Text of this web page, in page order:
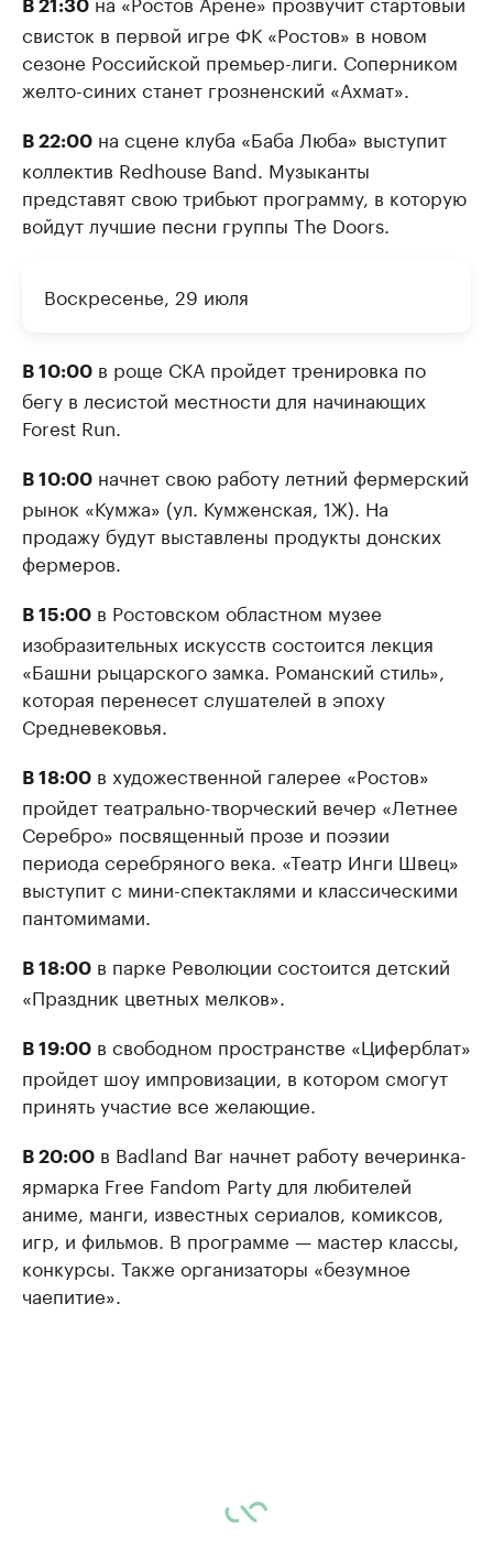
В 21:30
свисток в первой игре ФК «Ростов» в новом
сезоне Российской премьер-лиги. Соперником
желто-синих станет грозненский «Ахмат».
В 22:00 на сцене клуба «Баба Люба» выступит
коллектив Redhouse Band. Музыканты
представят свою трибьют программу, в которую
войдут лучшие песни группы The Doors.
Воскресенье, 29 июля
В 10:00 в роще СКА пройдет тренировка по
бегу в лесистой местности для начинающих
Forest Run.
В 10:00 начнет свою работу летний фермерский
рынок «Кумжа» (ул. Кумженская, 1Ж). На
продажу будут выставлены продукты донских
фермеров.
В 15:00 в Ростовском областном музее
изобразительных искусств состоится лекция
«Башни рыцарского замка. Романский стиль»,
которая перенесет слушателей в эпоху
Средневековья.
В 18:00 в художественной галерее «Ростов»
пройдет театрально-творческий вечер «Летнее
Серебро» посвященный прозе и поэзии
периода серебряного века. «Театр Инги Швец»
выступит с мини-спектаклями и классическими
пантомимами.
В 18:00 в парке Революции состоится детский
«Праздник цветных мелков».
В 19:00 в свободном пространстве «Циферблат»
пройдет шоу импровизации, в котором смогут
принять участие все желающие.
В 20:00 в Badland Bar начнет работу вечеринка-
ярмарка Free Fandom Party для любителей
аниме, манги, известных сериалов, комиксов,
игр, и фильмов. В программе — мастер классы,
конкурсы. Также организаторы «безумное
чаепитие».